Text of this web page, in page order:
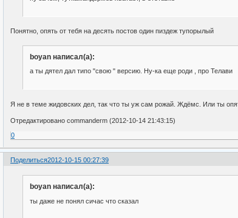
Понятно, опять от тебя на десять постов один пиздеж тупорылый
boyan написал(а):
а ты дятел дал типо "свою " версию. Ну-ка еще роди , про Телави
Я не в теме жидовских дел, так что ты уж сам рожай. Ждёмс. Или ты
Отредактировано commanderm (2012-10-14 21:43:15)
0
Поделиться2012-10-15 00:27:39
boyan написал(а):
ты даже не понял сичас что сказал